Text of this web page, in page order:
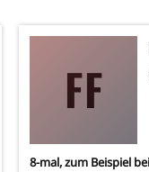
FF
8-mal, zum Beispiel